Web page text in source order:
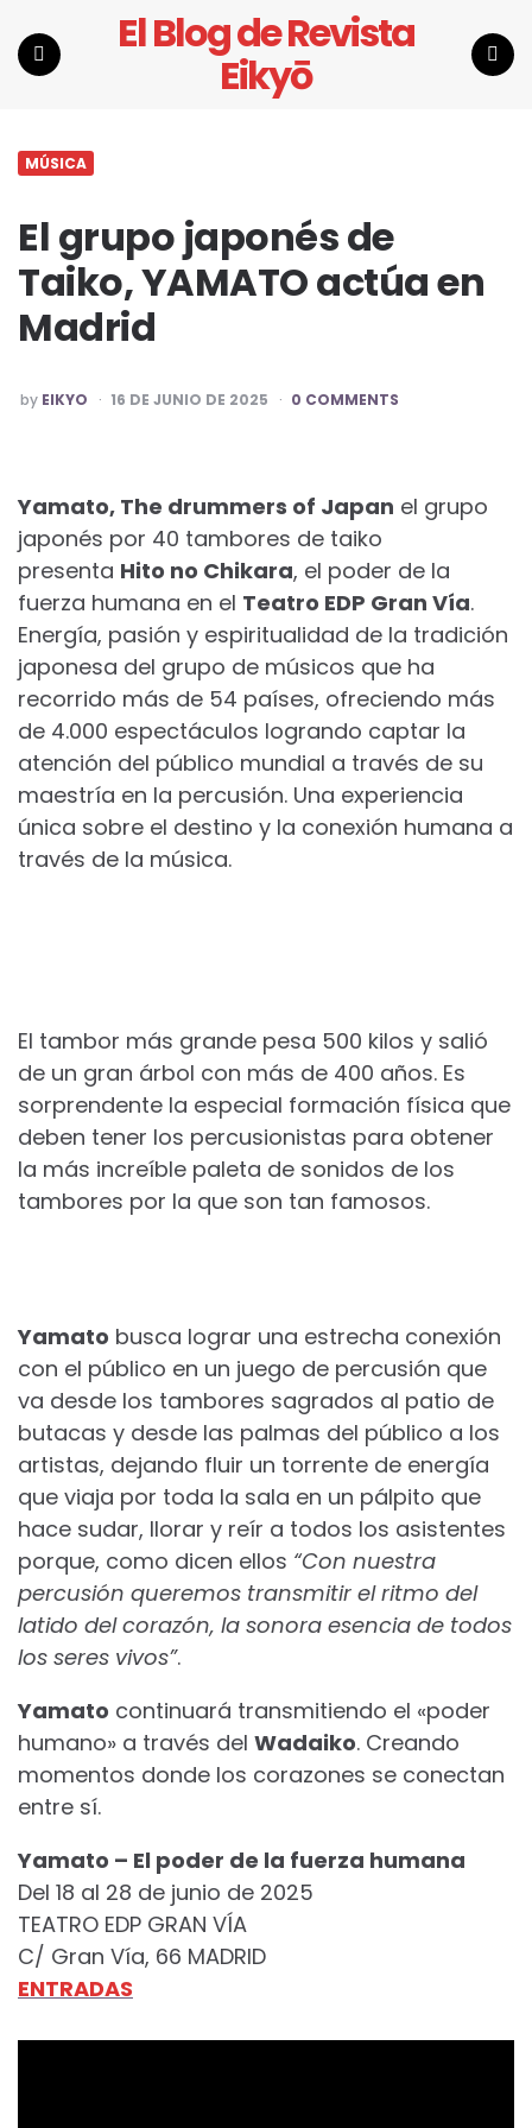
El Blog de Revista
Eikyō
MÚSICA
El grupo japonés de
Taiko, YAMATO actúa en
Madrid
POSTED
BY
by EIKYO 16 DE JUNIO DE 2025 0 COMMENTS
Yamato, The drummers of Japan el grupo
japonés por 40 tambores de taiko
presenta Hito no Chikara, el poder de la
fuerza humana en el Teatro EDP Gran Vía.
Energía, pasión y espiritualidad de la tradición
japonesa del grupo de músicos que ha
recorrido más de 54 países, ofreciendo más
de 4.000 espectáculos logrando captar la
atención del público mundial a través de su
maestría en la percusión. Una experiencia
única sobre el destino y la conexión humana a
través de la música.
El tambor más grande pesa 500 kilos y salió
de un gran árbol con más de 400 años. Es
sorprendente la especial formación física que
deben tener los percusionistas para obtener
la más increíble paleta de sonidos de los
tambores por la que son tan famosos.
Yamato busca lograr una estrecha conexión
con el público en un juego de percusión que
va desde los tambores sagrados al patio de
butacas y desde las palmas del público a los
artistas, dejando fluir un torrente de energía
que viaja por toda la sala en un pálpito que
hace sudar, llorar y reír a todos los asistentes
porque, como dicen ellos “Con nuestra
percusión queremos transmitir el ritmo del
latido del corazón, la sonora esencia de todos
los seres vivos”.
Yamato continuará transmitiendo el «poder
humano» a través del Wadaiko. Creando
momentos donde los corazones se conectan
entre sí.
Yamato – El poder de la fuerza humana
Del 18 al 28 de junio de 2025
TEATRO EDP GRAN VÍA
C/ Gran Vía, 66 MADRID
ENTRADAS